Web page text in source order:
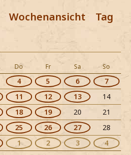
werden!
Wochenansicht
Do Fr Sa So
4 5 6
7
11 12 13
14
18 19 20
21
25 26 27
28
1 2 3 4